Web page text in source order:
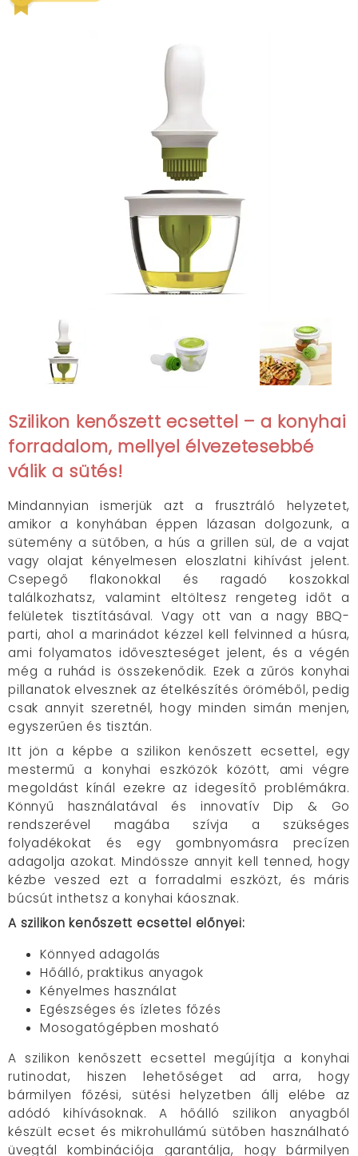
Szilikon kenőszett ecsettel – a konyhai
forradalom, mellyel élvezetesebbé
válik a sütés!
Mindannyian ismerjük azt a frusztráló helyzetet,
amikor a konyhában éppen lázasan dolgozunk, a
sütemény a sütőben, a hús a grillen sül, de a vajat
vagy olajat kényelmesen eloszlatni kihívást jelent.
Csepegő flakonokkal és ragadó koszokkal
találkozhatsz, valamint eltöltesz rengeteg időt a
felületek tisztításával. Vagy ott van a nagy BBQ-
parti, ahol a marinádot kézzel kell felvinned a húsra,
ami folyamatos időveszteséget jelent, és a végén
még a ruhád is összekenődik. Ezek a zűrös konyhai
pillanatok elvesznek az ételkészítés öröméből, pedig
csak annyit szeretnél, hogy minden simán menjen,
egyszerűen és tisztán.
Itt jön a képbe a szilikon kenőszett ecsettel, egy
mestermű a konyhai eszközök között, ami végre
megoldást kínál ezekre az idegesítő problémákra.
Könnyű használatával és innovatív Dip & Go
rendszerével magába szívja a szükséges
folyadékokat és egy gombnyomásra precízen
adagolja azokat. Mindössze annyit kell tenned, hogy
kézbe veszed ezt a forradalmi eszközt, és máris
búcsút inthetsz a konyhai káosznak.
A szilikon kenőszett ecsettel előnyei:
Könnyed adagolás
Hőálló, praktikus anyagok
Kényelmes használat
Egészséges és ízletes főzés
Mosogatógépben mosható
A szilikon kenőszett ecsettel megújítja a konyhai
rutinodat, hiszen lehetőséget ad arra, hogy
bármilyen főzési, sütési helyzetben állj elébe az
adódó kihívásoknak. A hőálló szilikon anyagból
készült ecset és mikrohullámú sütőben használható
üvegtál kombinációja garantálja, hogy bármilyen